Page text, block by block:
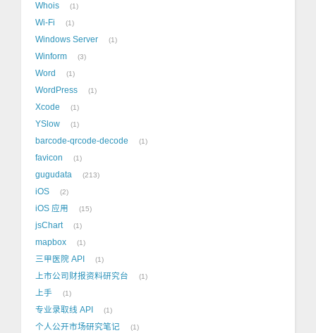
Whois 1
Wi-Fi 1
Windows Server 1
Winform 3
Word 1
WordPress 1
Xcode 1
YSlow 1
barcode-qrcode-decode 1
favicon 1
gugudata 213
iOS 2
iOS 应用 15
jsChart 1
mapbox 1
三甲医院 API 1
上市公司财报资料研究台 1
上手 1
专业录取线 API 1
个人公开市场研究笔记 1